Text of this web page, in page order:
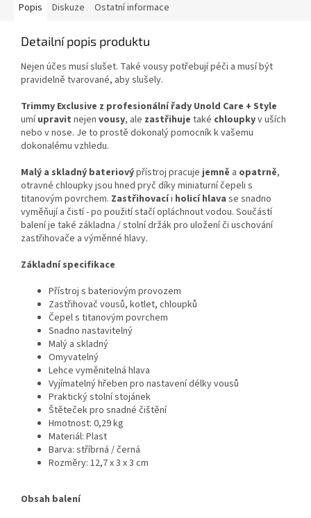
Popis Diskuze Ostatní informace
Detailní popis produktu
Nejen účes musí slušet. Také vousy potřebují péči a musí být
pravidelně tvarované, aby slušely.
Trimmy Exclusive z profesionální řady Unold Care + Style
umíupravit nejen vousy, ale zastřihuje také chloupkyv uších
nebo v nose. Je to prostě dokonalý pomocník k vašemu
dokonalému vzhledu.
Malý a skladný bateriovýpřístroj pracujejemně a opatrně,
otravné chloupky jsou hned pryč díky miniaturní čepeli s
titanovým povrchem. Zastřihovacíi holicí hlava se snadno
vyměňují a čistí - po použití stačí opláchnout vodou. Součástí
balení je také základna / stolní držák pro uložení či uschování
zastřihovače a výměnné hlavy.
Základní specifikace
Přístroj s bateriovým provozem
Zastřihovač vousů, kotlet, chloupků
Čepel s titanovým povrchem
Snadno nastavitelný
Malý a skladný
Omyvatelný
Lehce vyměnitelná hlava
Vyjímatelný hřeben pro nastavení délky vousů
Praktický stolní stojánek
Štěteček pro snadné čištění
Hmotnost: 0,29 kg
Materiál: Plast
Barva: stříbrná / černá
Rozměry: 12,7 x 3 x 3 cm
Obsah balení